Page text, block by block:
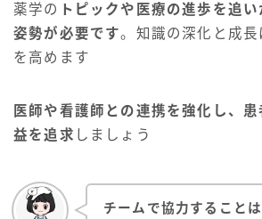
薬学の
トピックや医療の進歩を追
姿勢が必要です。知識の深化と成
を高めます
医師や看護師との連携を強化し、患
益を追求 しましょう
チームで協力すること